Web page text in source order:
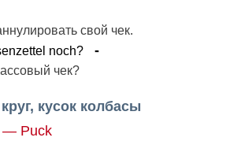
свой чек.
noch?
чек?
кусок колбасы
— Puck